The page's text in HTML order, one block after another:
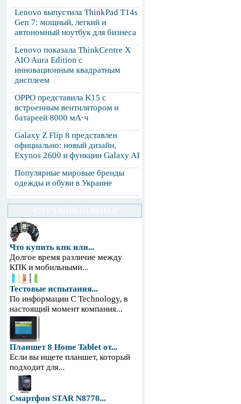
Lenovo выпустила ThinkPad T14s
Gen 7: мощный, легкий и
автономный ноутбук для бизнеса
Lenovo показала ThinkCentre X
AIO Aura Edition с
инновационным квадратным
дисплеем
OPPO представила K15 с
встроенным вентилятором и
батареей 8000 мА·ч
Galaxy Z Flip 8 представлен
официально: новый дизайн,
Exynos 2600 и функции Galaxy AI
Популярные мировые бренды
одежды и обуви в Украине
Что купить кпк или...
Долгое время различие между
КПК и мобильными...
Тестовые испытания...
По информации С Technology, в
настоящий момент компания...
Планшет 8 Home Tablet от...
Если вы ищете планшет, который
подходит для...
Смартфон STAR N8770...